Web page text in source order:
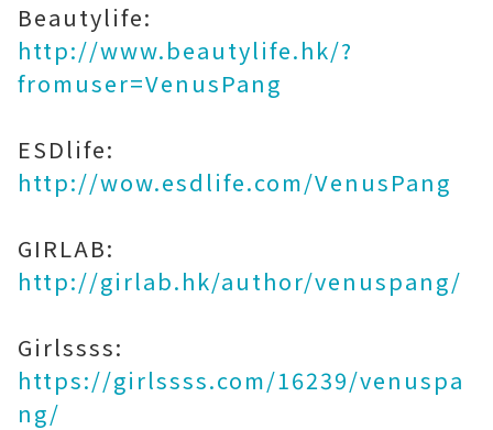
Beautylife:
http://www.beautylife.hk/?
fromuser=VenusPang
ESDlife:
http://wow.esdlife.com/VenusPang
GIRLAB:
http://girlab.hk/author/venuspang/
Girlssss:
https://girlssss.com/16239/venuspa
ng/